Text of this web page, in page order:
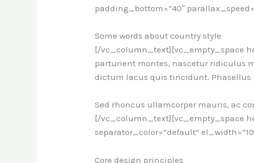
padding_bottom=”40″
Some words about country style
[/vc_column_text][vc_empty_space
parturient montes, nascetur ridiculus
dictum lacus quis tincidunt.
Sed rhoncus ullamcorper mauris, ac
[/vc_column_text][vc_empty_space
separator_color=”default”
Core design principles